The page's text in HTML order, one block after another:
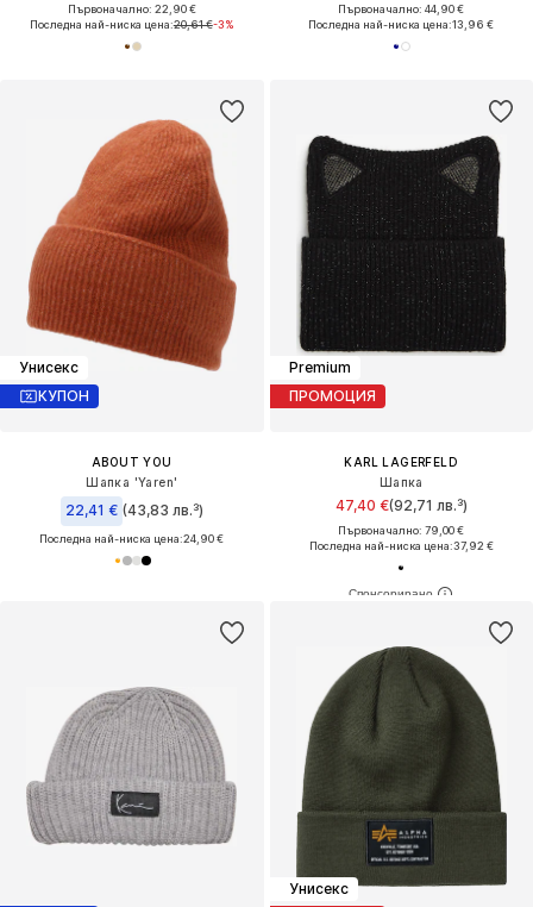
Първоначално: 22,90 €
Последна най-ниска цена:20,61 €-3%
Първоначално: 44,90 €
Последна най-ниска цена:13,96 €
Унисекс
КУПОН
ABOUT YOU
Шапка 'Yaren'
22,41 € (43,83 лв.³)
Последна най-ниска цена:24,90 €
Premium
ПРОМОЦИЯ
KARL LAGERFELD
Шапка
47,40 €(92,71 лв.³)
Първоначално: 79,00 €
Последна най-ниска цена:37,92 €
Унисекс